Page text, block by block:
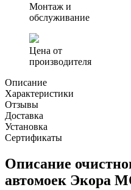
Монтаж и
обслуживание
Цена от
производителя
Описание
Характеристики
Отзывы
Доставка
Установка
Сертификаты
Описание
автомоек Экора